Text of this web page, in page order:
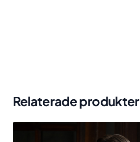
Relaterade produkter